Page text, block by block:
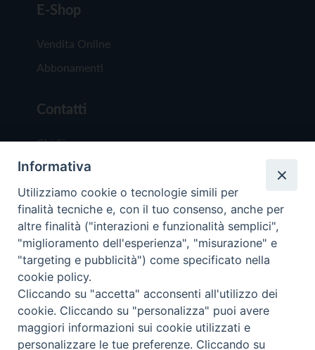
E-Shop
Vendita Online
Abbonamenti
Contatti
Chi Siamo
Redazione
Scrivici
Copyright © 2019 - Tutti i diritti riservati - Vita
Trentina Editrice
Privacy Policy
Informativa
Utilizziamo cookie o tecnologie simili per
finalità tecniche e, con il tuo consenso, anche per
altre finalità ("interazioni e funzionalità semplici",
"miglioramento dell'esperienza", "misurazione" e
"targeting e pubblicità") come specificato nella
cookie policy.
Cliccando su "accetta" acconsenti all'utilizzo dei
cookie. Cliccando su "personalizza" puoi avere
maggiori informazioni sui cookie utilizzati e
personalizzare le tue preferenze. Cliccando su